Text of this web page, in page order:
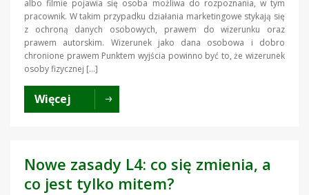
albo filmie pojawia się osoba możliwa do rozpoznania, w tym
pracownik. W takim przypadku działania marketingowe stykają się
z ochroną danych osobowych, prawem do wizerunku oraz
prawem autorskim. Wizerunek jako dana osobowa i dobro
chronione prawem Punktem wyjścia powinno być to, że wizerunek
osoby fizycznej […]
Więcej
Nowe zasady L4: co się zmienia, a
co jest tylko mitem?